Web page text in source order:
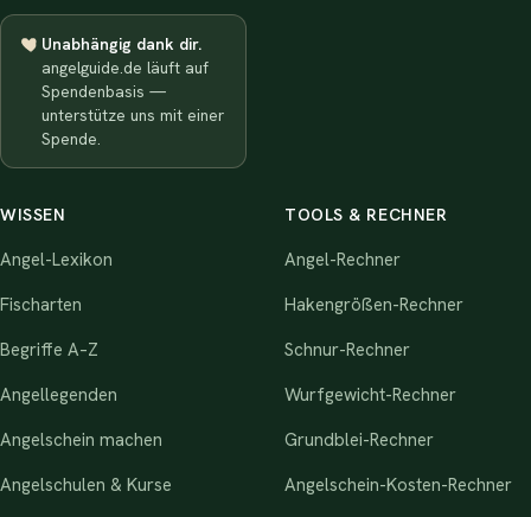
Unabhängig dank dir.
angelguide.de läuft auf
Spendenbasis —
unterstütze uns mit einer
Spende.
WISSEN
Angel-Lexikon
Fischarten
Begriffe A–Z
Angellegenden
Angelschein machen
Angelschulen & Kurse
TOOLS & RECHNER
Angel-Rechner
Hakengrößen-Rechner
Schnur-Rechner
Wurfgewicht-Rechner
Grundblei-Rechner
Angelschein-Kosten-Rechner